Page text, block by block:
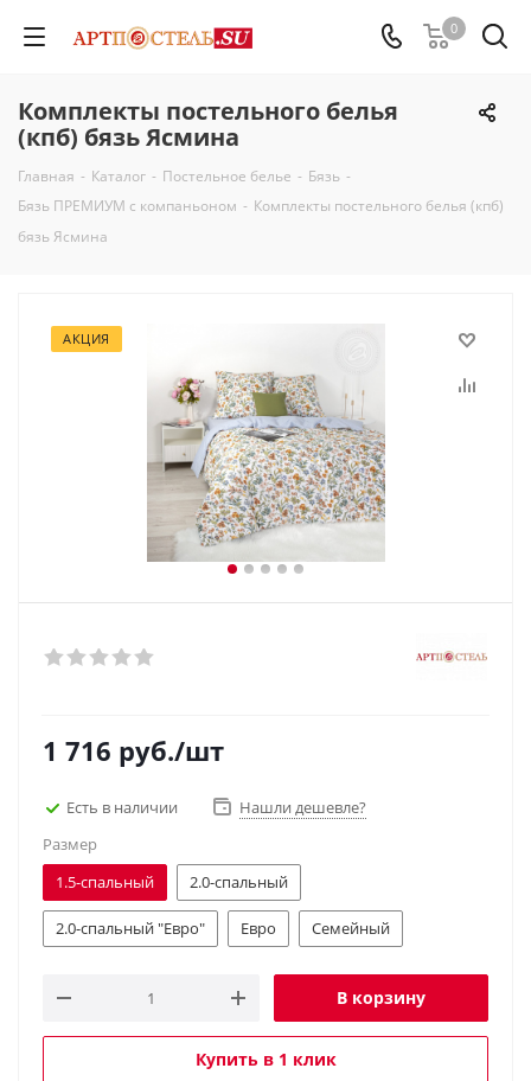
0
Комплекты постельного белья
(кпб) бязь Ясмина
Главная - Каталог - Постельное белье - Бязь -
Бязь ПРЕМИУМ с компаньоном - Комплекты постельного белья (кпб)
бязь Ясмина
АКЦИЯ
1 716 руб./шт
Есть в наличии
Нашли дешевле?
Размер
1.5-спальный
2.0-спальный
2.0-спальный "Евро" Евро Семейный
В корзину
Купить в 1 клик